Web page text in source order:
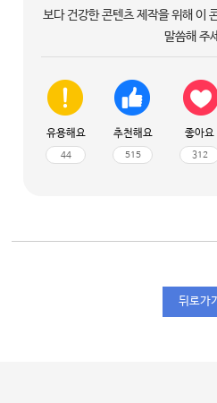
보다 건강한 콘텐츠 제작을 위해 이
말씀해 주
유용해요
44
추천해요
515
좋아요
312
뒤로가기